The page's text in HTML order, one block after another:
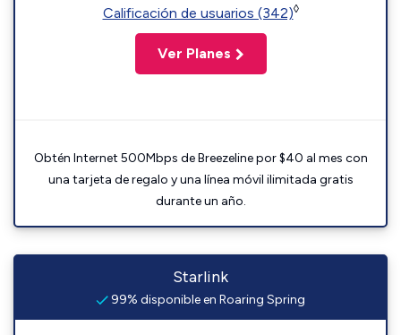
Calificación de usuarios (342)◊
Ver Planes
Obtén Internet 500Mbps de Breezeline por $40 al mes con
una tarjeta de regalo y una línea móvil ilimitada gratis
durante un año.
Starlink
99% disponible en Roaring Spring